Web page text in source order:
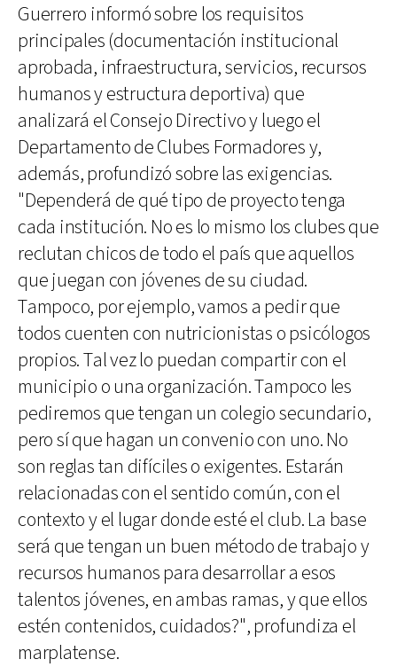
Guerrero informó sobre los requisitos
principales (documentación institucional
aprobada, infraestructura, servicios, recursos
humanos y estructura deportiva) que
analizará el Consejo Directivo y luego el
Departamento de Clubes Formadores y,
además, profundizó sobre las exigencias.
"Dependerá de qué tipo de proyecto tenga
cada institución. No es lo mismo los clubes que
reclutan chicos de todo el país que aquellos
que juegan con jóvenes de su ciudad.
Tampoco, por ejemplo, vamos a pedir que
todos cuenten con nutricionistas o psicólogos
propios. Tal vez lo puedan compartir con el
municipio o una organización. Tampoco les
pediremos que tengan un colegio secundario,
pero sí que hagan un convenio con uno. No
son reglas tan difíciles o exigentes. Estarán
relacionadas con el sentido común, con el
contexto y el lugar donde esté el club. La base
será que tengan un buen método de trabajo y
recursos humanos para desarrollar a esos
talentos jóvenes, en ambas ramas, y que ellos
estén contenidos, cuidados?", profundiza el
marplatense.